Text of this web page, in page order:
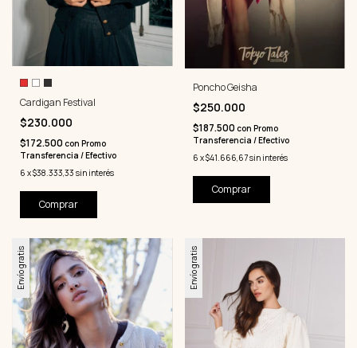
Cardigan Festival
$230.000
$172.500 con Promo
Transferencia / Efectivo
6 x$38.333,33 sin interés
Comprar
Poncho Geisha
$250.000
$187.500 con Promo
Transferencia / Efectivo
6 x$41.666,67sin interés
Comprar
Envío gratis Envío gratis